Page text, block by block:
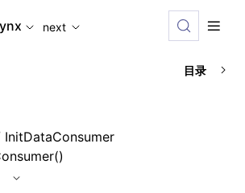
documentation index is
next
目录
InitDataConsumer